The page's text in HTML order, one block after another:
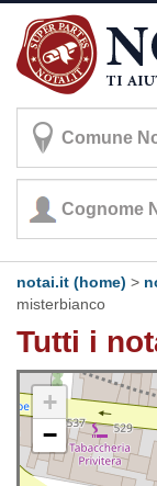
notai.it (home) >
misterbianco
Tutti i
+
−